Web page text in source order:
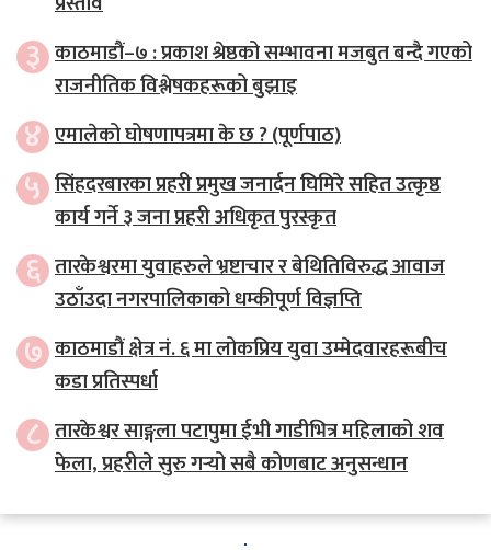
३ काठमाडौं–७ : प्रकाश श्रेष्ठको सम्भावना मजबुत बन्दै गएको
राजनीतिक विश्लेषकहरूको बुझाइ
४ एमालेको घोषणापत्रमा के छ ? (पूर्णपाठ)
५ सिंहदरबारका प्रहरी प्रमुख जनार्दन घिमिरे सहित उत्कृष्ठ
कार्य गर्ने ३ जना प्रहरी अधिकृत पुरस्कृत
६ तारकेश्वरमा युवाहरुले भ्रष्टाचार र बेथितिविरुद्ध आवाज
उठाँउदा नगरपालिकाको धम्कीपूर्ण विज्ञप्ति
७ काठमाडौं क्षेत्र नं. ६ मा लोकप्रिय युवा उम्मेदवारहरूबीच
कडा प्रतिस्पर्धा
८ तारकेश्वर साङ्गला पटापुमा ईभी गाडीभित्र महिलाको शव
फेला, प्रहरीले सुरु गर्‍यो सबै कोणबाट अनुसन्धान